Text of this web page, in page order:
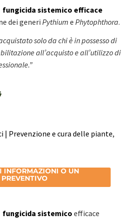
fungicida sistemico efficace
dei generi Pythium e Phytophthora.
solo da chi è in possesso di
all’acquisto e all’utilizzo di
| Prevenzione e cura delle piante,
INFORMAZIONI O UN
PREVENTIVO
fungicida sistemico efficace